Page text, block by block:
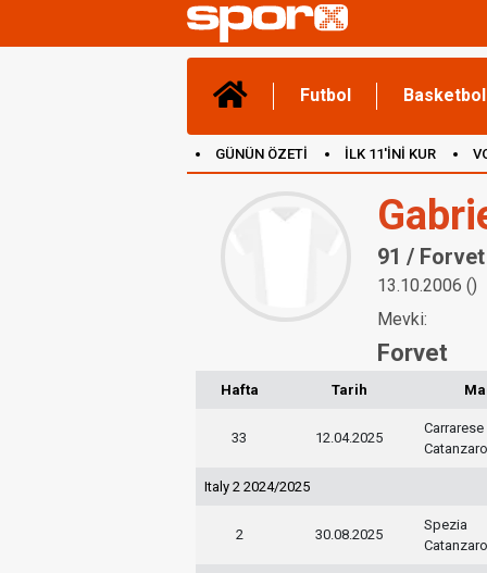
Futbol Basketbol
GÜNÜN ÖZETİ İLK 11'İNİ KUR
91 / Forvet
13.10.2006 ()
Mevki:
Forvet
Hafta Tarih
33 12.04.2025
Carrarese
Catanzaro
Italy 2 2024/2025
2 30.08.2025
Spezia
Catanzaro